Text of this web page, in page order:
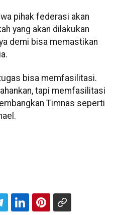
pihak federasi akan
yang akan dilakukan
demi bisa memastikan
bisa memfasilitasi.
tapi memfasilitasi
Timnas seperti